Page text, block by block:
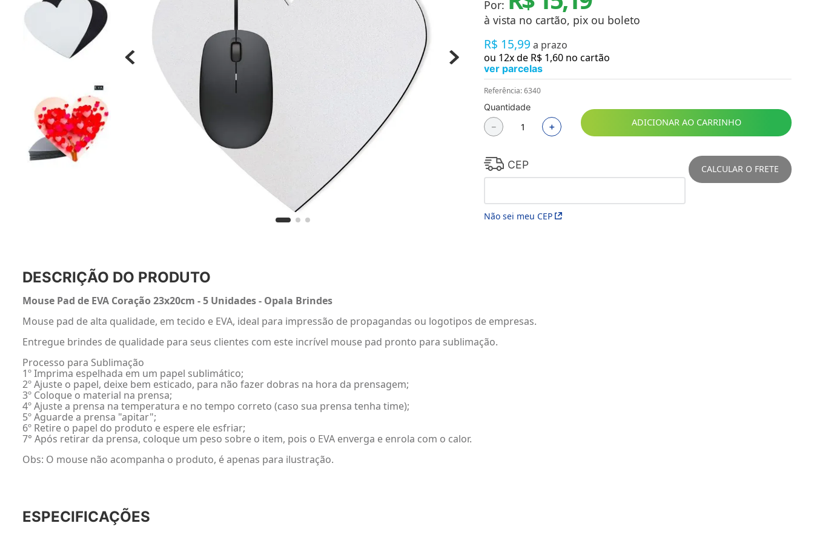
Materiais
Alumínio
Cerâmica
Pedra
Porcelana
Vidro
Madeira / MDF
Metal
Imã
Chaveiros
Guarda-chuvas
Mantas e Silicone 3D
Porcelanatos
Porta-retratos
Toalhas
Troféus
Papéis para Sublimação
OBM
Tinta Sublimática
Prensas
Por:
à vista no cartão, pix ou boleto
R$ 15,99 a prazo
ou 12x de R$ 1,60 no cartão
ver parcelas
Referência:6340
Quantidade
＋
－ ADICIONAR AO CARRINHO
CEP
Não sei meu CEP
CALCULAR O FRETE
DESCRIÇÃO DO PRODUTO
Mouse Pad de EVA Coração 23x20cm - 5 Unidades - Opala Brindes
Mouse pad de alta qualidade, em tecido e EVA, ideal para impressão de propagandas ou logotipos de empresas.
Entregue brindes de qualidade para seus clientes com este incrível mouse pad pronto para sublimação.
Processo para Sublimação
1º Imprima espelhada em um papel sublimático;
2º Ajuste o papel, deixe bem esticado, para não fazer dobras na hora da prensagem;
3º Coloque o material na prensa;
4º Ajuste a prensa na temperatura e no tempo correto (caso sua prensa tenha time);
5º Aguarde a prensa "apitar";
6º Retire o papel do produto e espere ele esfriar;
7° Após retirar da prensa, coloque um peso sobre o item, pois o EVA enverga e enrola com o calor.
Obs: O mouse não acompanha o produto, é apenas para ilustração.
ESPECIFICAÇÕES